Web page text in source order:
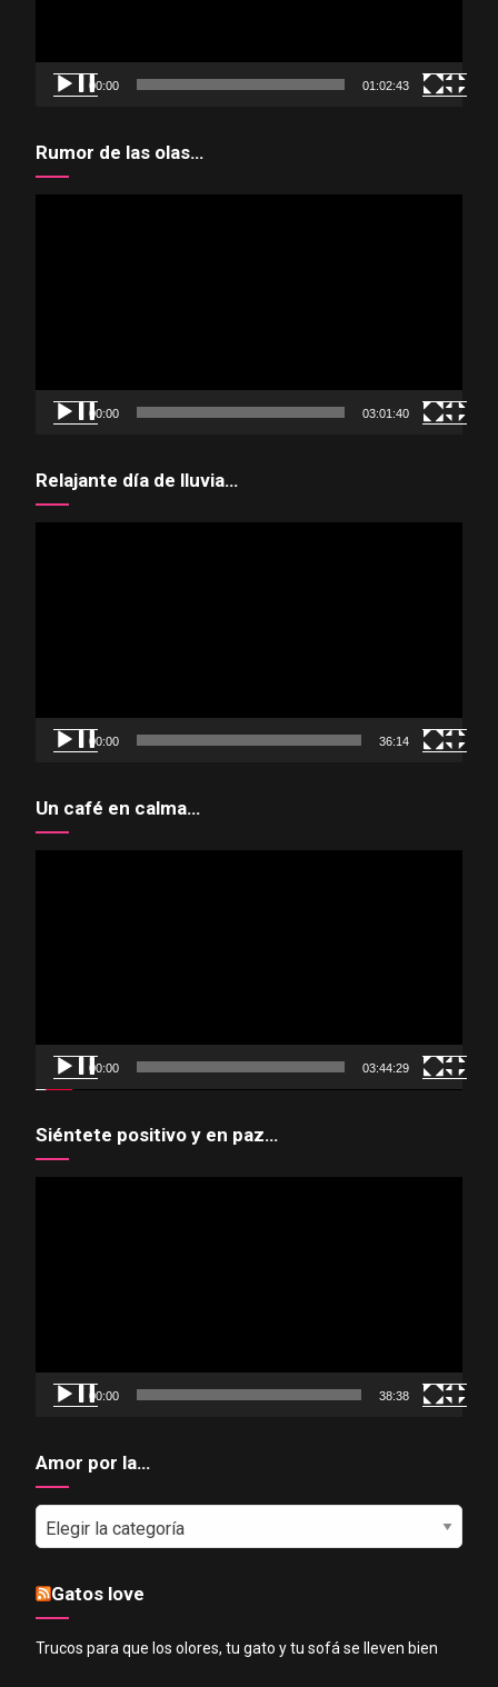
00:00 01:02:43
Rumor de las olas…
00:00 03:01:40
Relajante día de lluvia…
00:00 36:14
Un café en calma…
00:00 03:44:29
Siéntete positivo y en paz…
00:00 38:38
Amor por la…
por
Gatos love
Trucos para que los olores, tu gato y tu sofá se lleven bien